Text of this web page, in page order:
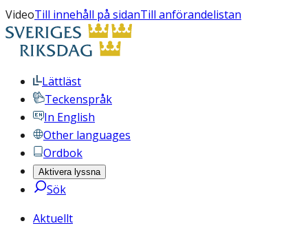
VideoTill innehåll på sidanTill anförandelistan
Lättläst
Teckenspråk
In English
Other languages
Ordbok
Aktivera lyssna
Sök
Aktuellt